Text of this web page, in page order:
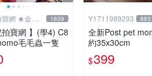
網 ★金王 1639
拍寶網 】(學4) C8
毛毛蟲一隻
Y1711989293 883
全新Post pet
約35x30cm
$399